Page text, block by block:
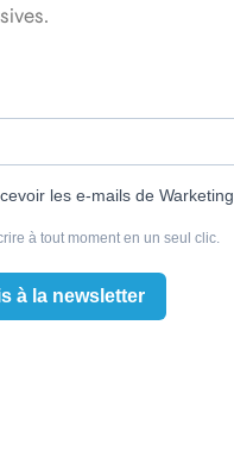
les e-mails de Warketing.
à tout moment en un seul clic.
à la newsletter